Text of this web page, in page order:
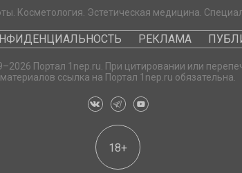
Косметология. Эстетическая медицина.
РЕКЛАМА
Портал 1nep.ru. При цитировании или
материалов ссылка на Портал 1nep.ru обязательна.
18+